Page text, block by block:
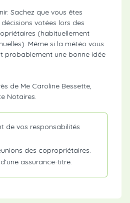
Sachez que vous êtes
votées lors des
(habituellement
Même si la météo vous
probablement une bonne idée
de Me Caroline Bessette,
Notaires.
de vos responsabilités
des copropriétaires.
assurance-titre.